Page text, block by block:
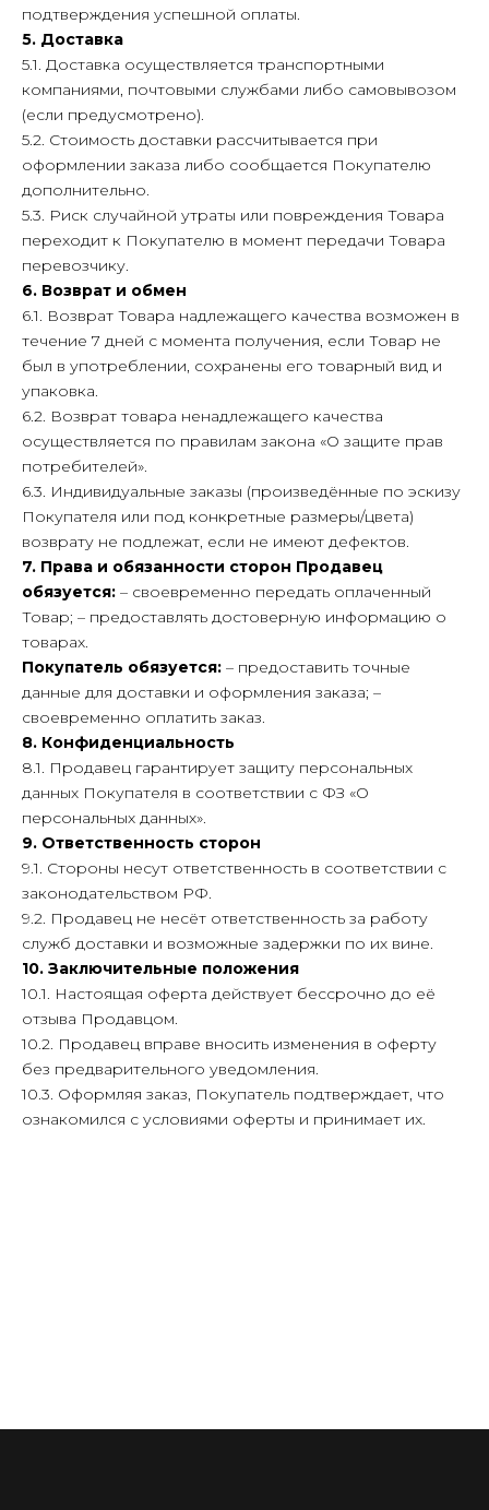
подтверждения успешной оплаты.
5. Доставка
5.1. Доставка осуществляется транспортными
компаниями, почтовыми службами либо самовывозом
(если предусмотрено).
5.2. Стоимость доставки рассчитывается при
оформлении заказа либо сообщается Покупателю
дополнительно.
5.3. Риск случайной утраты или повреждения Товара
переходит к Покупателю в момент передачи Товара
перевозчику.
6. Возврат и обмен
6.1. Возврат Товара надлежащего качества возможен в
течение 7 дней с момента получения, если Товар не
был в употреблении, сохранены его товарный вид и
упаковка.
6.2. Возврат товара ненадлежащего качества
осуществляется по правилам закона «О защите прав
потребителей».
6.3. Индивидуальные заказы (произведённые по эскизу
Покупателя или под конкретные размеры/цвета)
возврату не подлежат, если не имеют дефектов.
7. Права и обязанности сторон Продавец
обязуется: – своевременно передать оплаченный
Товар; – предоставлять достоверную информацию о
товарах.
Покупатель обязуется: – предоставить точные
данные для доставки и оформления заказа; –
своевременно оплатить заказ.
8. Конфиденциальность
8.1. Продавец гарантирует защиту персональных
данных Покупателя в соответствии с ФЗ «О
персональных данных».
9. Ответственность сторон
9.1. Стороны несут ответственность в соответствии с
законодательством РФ.
9.2. Продавец не несёт ответственность за работу
служб доставки и возможные задержки по их вине.
10. Заключительные положения
10.1. Настоящая оферта действует бессрочно до её
отзыва Продавцом.
10.2. Продавец вправе вносить изменения в оферту
без предварительного уведомления.
10.3. Оформляя заказ, Покупатель подтверждает, что
ознакомился с условиями оферты и принимает их.